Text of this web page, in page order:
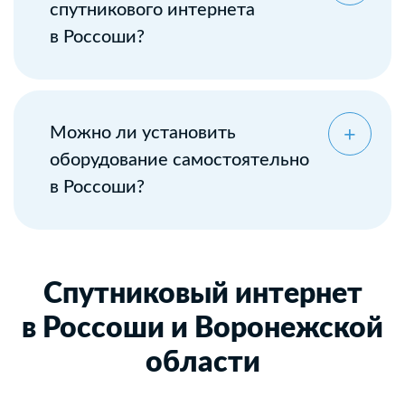
спутникового интернета
в Россоши?
Можно ли установить
оборудование самостоятельно
в Россоши?
Спутниковый интернет
в Россоши и Воронежской
области